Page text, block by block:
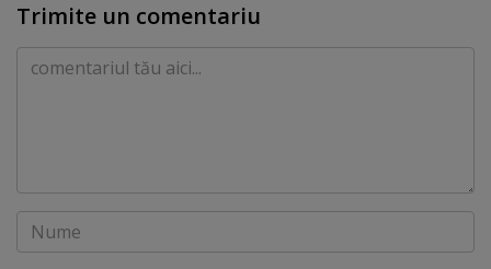
Trimite un comentariu
Comentariu
Nume